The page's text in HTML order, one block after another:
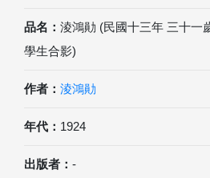
品名： 淩鴻勛 (民國十三年 三十一
學生合影)
作者： 淩鴻勛
年代： 1924
出版者： -